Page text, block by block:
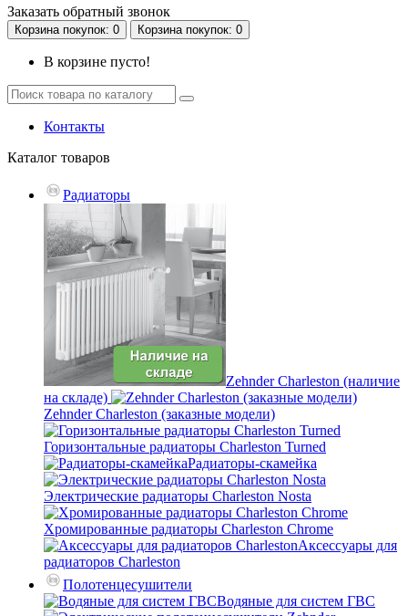
Заказать обратный звонок
Корзинапокупок: 0 Корзинапокупок: 0
В корзине пусто!
Контакты
Каталог товаров
Радиаторы
Zehnder Charleston (наличие
на складе)
Zehnder Charleston (заказные модели)
Горизонтальные радиаторы Charleston Turned
Радиаторы-скамейка
Электрические радиаторы Charleston Nosta
Хромированные радиаторы Charleston Chrome
Аксессуары для
радиаторов Charleston
Полотенцесушители
Водяные для систем ГВС